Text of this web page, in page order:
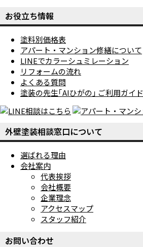
お役立ち情報
塗料別価格表
アパート・マンション修繕について
LINEでカラーシュミレーション
リフォームの流れ
よくある質問
塗装の先生｢AIひがの｣ ご利用ガイド
外壁塗装相談窓口について
選ばれる理由
会社案内
代表挨拶
会社概要
企業理念
アクセスマップ
スタッフ紹介
お問い合わせ